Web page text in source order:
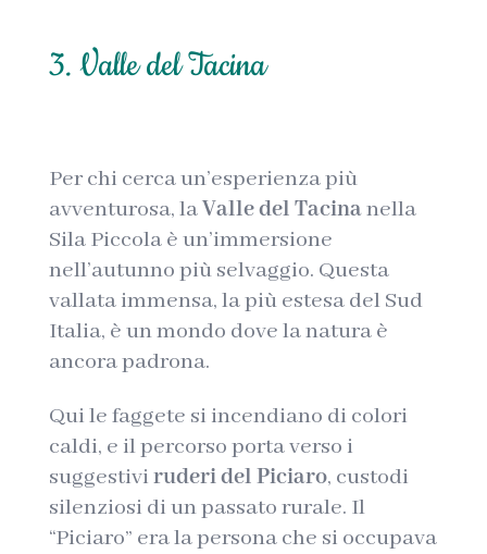
3. Valle del Tacina
Per chi cerca un’esperienza più
avventurosa, laValle del Tacinanella
Sila Piccola è un’immersione
nell’autunno più selvaggio. Questa
vallata immensa, la più estesa del Sud
Italia, è un mondo dove la natura è
ancora padrona.
Qui le faggete si incendiano di colori
caldi, e il percorso porta verso i
suggestivi ruderi del Piciaro, custodi
silenziosi di un passato rurale. Il
“Piciaro” era la persona che si occupava